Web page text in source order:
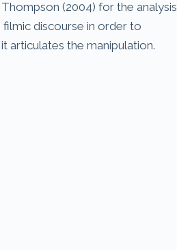
(2004) for the analysis
filmic discourse in order to
articulates the manipulation.